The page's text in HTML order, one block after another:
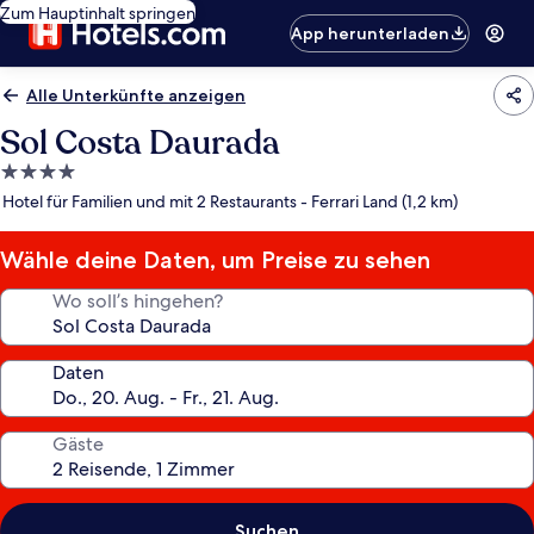
Zum Hauptinhalt springen
App herunterladen
Alle Unterkünfte anzeigen
Sol Costa Daurada
4.0-
Sterne-
Hotel für Familien und mit 2 Restaurants - Ferrari Land (1,2 km)
Wähle deine Daten, um Preise zu sehen
Wo soll’s hingehen?
Daten
Gäste